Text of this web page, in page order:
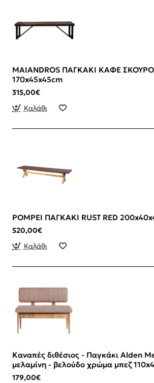
MAIANDROS ΠΑΓΚΑΚΙ ΚΑΦΕ
170x45x45cm
315,00€
Καλάθι
POMPEI ΠΑΓΚΑΚΙ RUST RED
520,00€
Καλάθι
Καναπές διθέσιος - Παγκάκι Alden
μελαμίνη - βελούδο χρώμα μπεζ
179,00€